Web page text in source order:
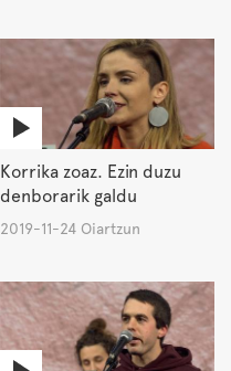
Korrika zoaz. Ezin duzu
denborarik galdu
2019-11-24 Oiartzun